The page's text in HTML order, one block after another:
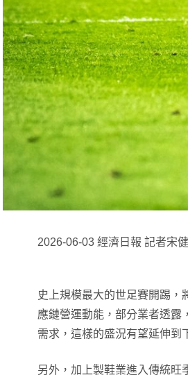
2026-06-03 經濟日報 記者宋
史上規模最大的世足賽開踢
應鏈營運動能，部分業者透露
需求，這樣的盛況有望延伸到
另外，加上製鞋業進入傳統旺